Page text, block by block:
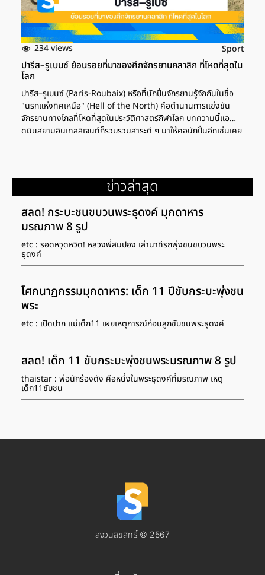
234 views Sport
ปารีส–รูเบนซ์ ย้อนรอยที่มาของศึกจักรยานคลาสิก ที่โหดที่สุดใน
โลก
ปารีส–รูเบนซ์ (Paris-Roubaix) หรือที่นักปั่นจักรยานรู้จักกันในชื่อ
"นรกแห่งทิศเหนือ" (Hell of the North) คือตำนานการแข่งขัน
จักรยานทางไกลที่โหดที่สุดในประวัติศาสตร์กีฬาโลก บทความนี้แอ
ดมินสยามอินเทลลิเจนท์ก็รวบรวมสาระดี ๆ มาให้คอนักปั่นอีกเช่นเคย
วงการจักรยาน มาดูกันว่าสิ่งที่ทำให้กีฬาประเภทนี้แตกต่างจากการ
แข่งขันอื่น ๆ ในโลกจะมีจุดเด่นอะไรน่าสนใจบ้าง จุดเริ่มต้นของ
ตำนาน ปารีส–รูเบนซ์ การกำเนิดศึกนรกแห่งทิศเหนือ Paris-
Roubaix เริ่มต้นขึ้นในปี ค.ศ.1896 โดยเป็นไอเดียของสองนักธุรกิจ
ชาวฝรั่งเศส ธีโอโดร์ วีล (Théodore Vienne) และมอริซ เปอูสซาร์ต
(Maurice Perez) ที่ต้องการโปรโมทเวโลโดรมแห่งใหม่ (สนามแข่ง
จักรยาน) ที่เมืองรูเบซ์ การแข่งขันครั้งแรกมีระยะทาง 280 กิโลเมตร
จากปารีสไปยังรูเบซ์ และผู้ชนะคนแรกคือ โจเซฟ ฟิชเชอร์ (Josef
เอกลักษณ์ คือ เส้นทางที่ผ่านถนนหินกรวด (cobblestones หรือที่
เรียกว่า pave พาเว่ ในภาษาฝรั่งเศส) […]
ข่าวล่าสุด
สลด! กระบะชนขบวนพระธุดงค์ มุกดาหาร
มรณภาพ 8 รูป
etc : รอดหวุดหวิด! หลวงพี่สมปอง เล่านาทีรถพุ่งชนขบวนพระ
ธุดงค์
โศกนาฏกรรมมุกดาหาร: เด็ก 11 ปีขับกระบะพุ่งชน
พระ
etc : เปิดปาก แม่เด็ก11 เผยเหตุการณ์ก่อนลูกขับชนพระธุดงค์
สลด! เด็ก 11 ขับกระบะพุ่งชนพระมรณภาพ 8 รูป
thaistar : พ่อนักร้องดัง คือหนึ่งในพระธุดงค์ที่มรณภาพ เหตุ
เด็ก11ขับชน
สงวนลิขสิทธิ์ © 2567